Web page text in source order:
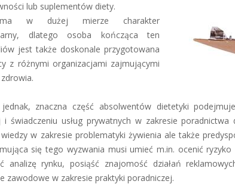
lub suplementów diety.
ma w dużej mierze charakter
dlatego osoba kończąca ten
jest także doskonale przygotowana
z różnymi organizacjami zajmującymi
znaczna część absolwentów dietetyki
i świadczeniu usług prywatnych w zakresie
w zakresie problematyki żywienia ale także
się tego wyzwania musi umieć m.in. ocenić
analizę rynku, posiąść znajomość działań
zawodowe w zakresie praktyki poradniczej.